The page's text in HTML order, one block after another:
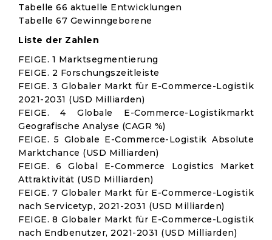
Tabelle 66 aktuelle Entwicklungen
Tabelle 67 Gewinngeborene
Liste der Zahlen
FEIGE. 1 Marktsegmentierung
FEIGE. 2 Forschungszeitleiste
FEIGE. 3 Globaler Markt für E-Commerce-Logistik
2021-2031 (USD Milliarden)
FEIGE. 4 Globale E-Commerce-Logistikmarkt
Geografische Analyse (CAGR %)
FEIGE. 5 Globale E-Commerce-Logistik Absolute
Marktchance (USD Milliarden)
FEIGE. 6 Global E-Commerce Logistics Market
Attraktivität (USD Milliarden)
FEIGE. 7 Globaler Markt für E-Commerce-Logistik
nach Servicetyp, 2021-2031 (USD Milliarden)
FEIGE. 8 Globaler Markt für E-Commerce-Logistik
nach Endbenutzer, 2021-2031 (USD Milliarden)